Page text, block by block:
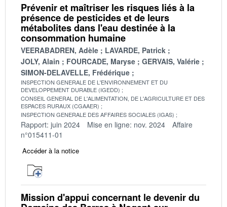
Prévenir et maîtriser les risques liés à la
présence de pesticides et de leurs
métabolites dans l'eau destinée à la
consommation humaine
VEERABADREN, Adèle
LAVARDE, Patrick
JOLY, Alain
FOURCADE, Maryse
GERVAIS, Valérie
SIMON-DELAVELLE, Frédérique
INSPECTION GENERALE DE L'ENVIRONNEMENT ET DU
DEVELOPPEMENT DURABLE (IGEDD)
CONSEIL GENERAL DE L'ALIMENTATION, DE L'AGRICULTURE ET DES
ESPACES RURAUX (CGAAER)
INSPECTION GENERALE DES AFFAIRES SOCIALES (IGAS)
Rapport: juin 2024 Mise en ligne: nov. 2024
Affaire
n°015411-01
Accéder à la notice
Mission d'appui concernant le devenir du